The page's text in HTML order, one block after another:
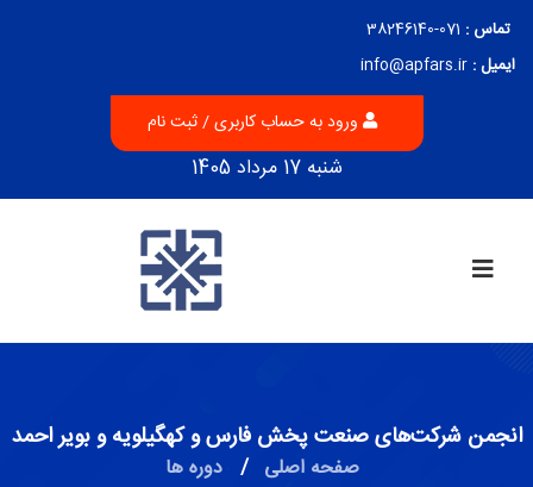
تماس : 071-38246140
ایمیل : info@apfars.ir
ورود به حساب کاربری / ثبت نام
شنبه 17 مرداد 1405
انجمن شرکت‌های صنعت پخش فارس و کهگیلویه و بویر احمد
صفحه اصلی / دوره ها